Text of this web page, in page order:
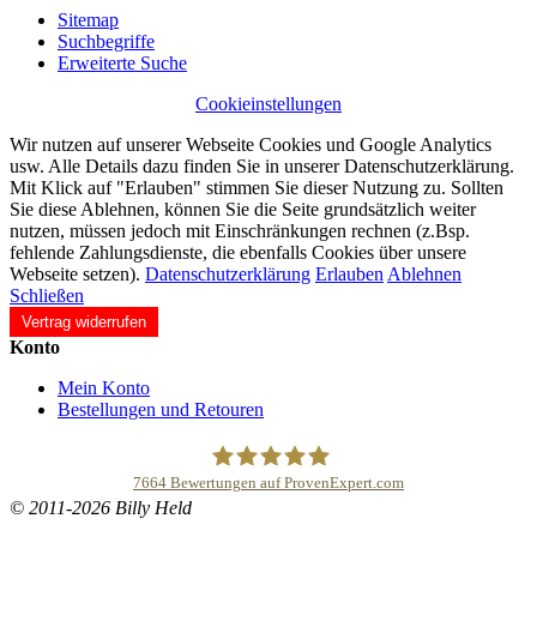
Sitemap
Suchbegriffe
Erweiterte Suche
Cookieinstellungen
Wir nutzen auf unserer Webseite Cookies und Google Analytics
usw. Alle Details dazu finden Sie in unserer Datenschutzerklärung.
Mit Klick auf "Erlauben" stimmen Sie dieser Nutzung zu. Sollten
Sie diese Ablehnen, können Sie die Seite grundsätzlich weiter
nutzen, müssen jedoch mit Einschränkungen rechnen (z.Bsp.
fehlende Zahlungsdienste, die ebenfalls Cookies über unsere
Webseite setzen). Datenschutzerklärung Erlauben Ablehnen
Schließen
Vertrag widerrufen
Konto
Mein Konto
Bestellungen und Retouren
7664 Bewertungen auf ProvenExpert.com
© 2011-2026 Billy Held